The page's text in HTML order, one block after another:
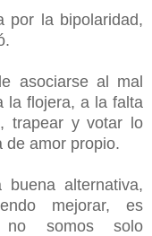
por la bipolaridad,
asociarse al mal
la flojera, a la falta
trapear y votar lo
de amor propio.
alternativa,
mejorar, es
somos solo